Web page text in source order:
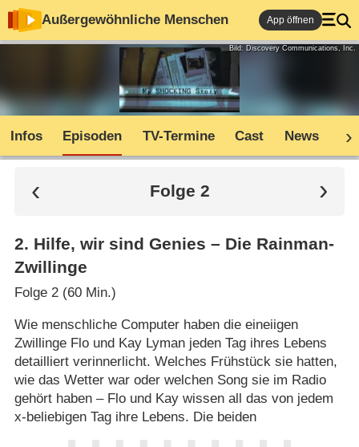
Außergewöhnliche Menschen App öffnen
Bild: Discovery Communications, Inc.
Infos Episoden TV-Termine Cast News
Folge 2
2. Hilfe, wir sind Genies – Die Rainman-
Zwillinge
Folge 2 (60 Min.)
Wie menschliche Computer haben die eineiigen
Zwillinge Flo und Kay Lyman jeden Tag ihres Lebens
detailliert verinnerlicht. Welches Frühstück sie hatten,
wie das Wetter war oder welchen Song sie im Radio
gehört haben – Flo und Kay wissen all das von jedem
x-beliebigen Tag ihre Lebens. Die beiden